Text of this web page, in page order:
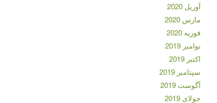
آوریل 2020
مارس 2020
فوریه 2020
نوامبر 2019
اکتبر 2019
سپتامبر 2019
آگوست 2019
جولای 2019